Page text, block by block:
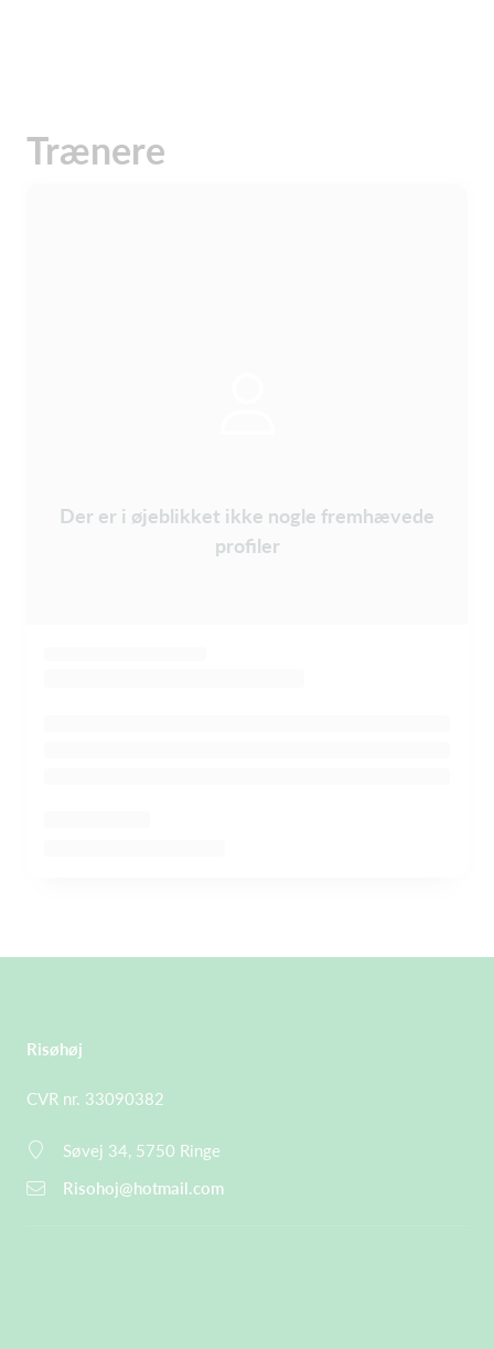
Trænere
Der er i øjeblikket ikke nogle fremhævede
profiler
Risøhøj
CVR nr. 33090382
Søvej 34, 5750 Ringe
Risohoj@hotmail.com